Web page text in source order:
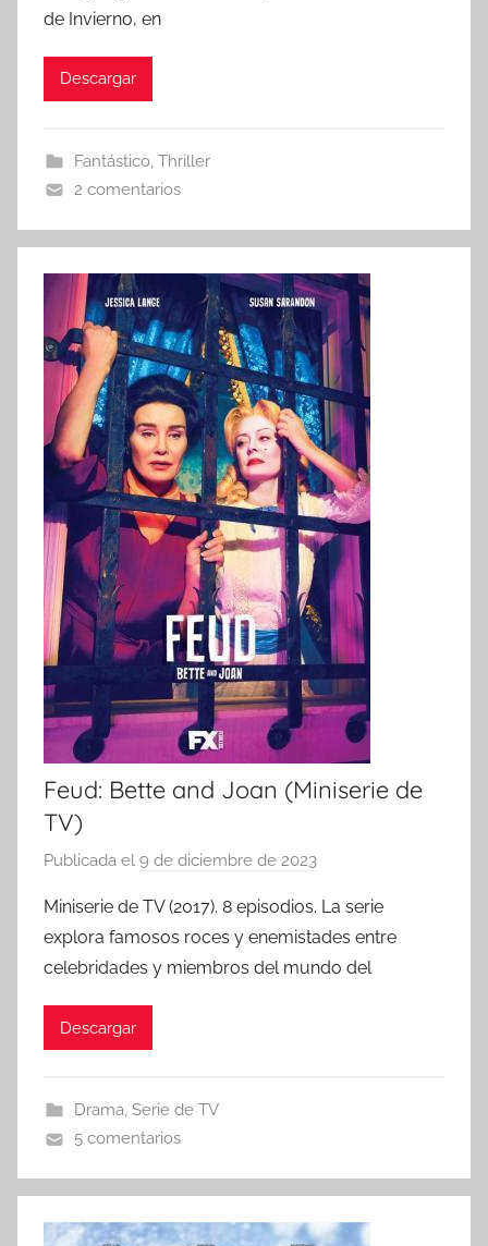
de Invierno, en
Descargar
Fantástico, Thriller
2 comentarios
Feud: Bette and Joan (Miniserie de
TV)
Publicada el 9 de diciembre de 2023
Miniserie de TV (2017). 8 episodios. La serie
explora famosos roces y enemistades entre
celebridades y miembros del mundo del
Descargar
Drama, Serie de TV
5 comentarios